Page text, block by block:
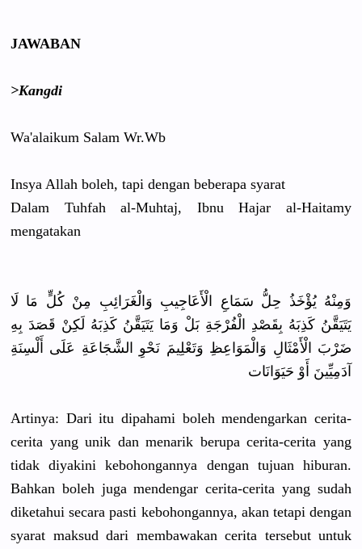
JAWABAN
>Kangdi
Wa'alaikum Salam Wr.Wb
Insya Allah boleh, tapi dengan beberapa syarat
Dalam Tuhfah al-Muhtaj, Ibnu Hajar al-Haitamy
mengatakan
ﻭَﻣِﻨْﻪُ ﻳُﺆْﺧَﺬُ ﺣِﻞُّ ﺳَﻤَﺎﻉِ ﺍﻟْﺄَﻋَﺎﺟِﻴﺐِ ﻭَﺍﻟْﻐَﺮَﺍﺋِﺐِ ﻣِﻦْ ﻛُﻞٍّ ﻣَﺎ ﻟَﺎ
ﻳَﺘَﻴَﻘَّﻦُ ﻛَﺬِﺑَﻪُ ﺑِﻘَﺼْﺪِ ﺍﻟْﻔُﺮْﺟَﺔِ ﺑَﻞْ ﻭَﻣَﺎ ﻳَﺘَﻴَﻘَّﻦُ ﻛَﺬِﺑَﻪُ ﻟَﻜِﻦْ ﻗَﺼَﺪَ ﺑِﻪِ
ﺿَﺮْﺏَ ﺍﻟْﺄَﻣْﺜَﺎﻝِ ﻭَﺍﻟْﻤَﻮَﺍﻋِﻆِ ﻭَﺗَﻌْﻠِﻴﻢَ ﻧَﺤْﻮِ ﺍﻟﺸَّﺠَﺎﻋَﺔِ ﻋَﻠَﻰ ﺃَﻟْﺴِﻨَﺔِ
ﺁﺩَﻣِﻴِّﻴﻦَ ﺃَﻭْ ﺣَﻴَﻮَﺍﻧَﺎﺕ
Artinya: Dari itu dipahami boleh mendengarkan cerita-
cerita yang unik dan menarik berupa cerita-cerita yang
tidak diyakini kebohongannya dengan tujuan hiburan.
Bahkan boleh juga mendengar cerita-cerita yang sudah
diketahui secara pasti kebohongannya, akan tetapi dengan
syarat maksud dari membawakan cerita tersebut untuk